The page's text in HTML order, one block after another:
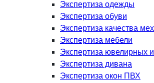
Экспертиза одежды
Экспертиза обуви
Экспертиза качества
Экспертиза мебели
Экспертиза ювелирных
Экспертиза дивана
Экспертиза окон ПВХ